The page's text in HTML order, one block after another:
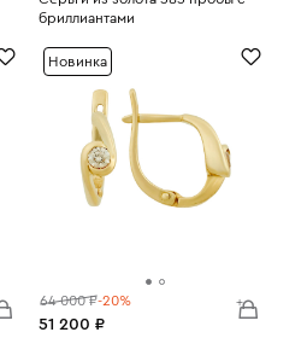
бриллиантами
Новинка
64 000 ₽-20%
51 200 ₽